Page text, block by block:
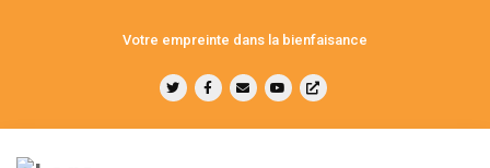
Votre empreinte dans la bienfaisance